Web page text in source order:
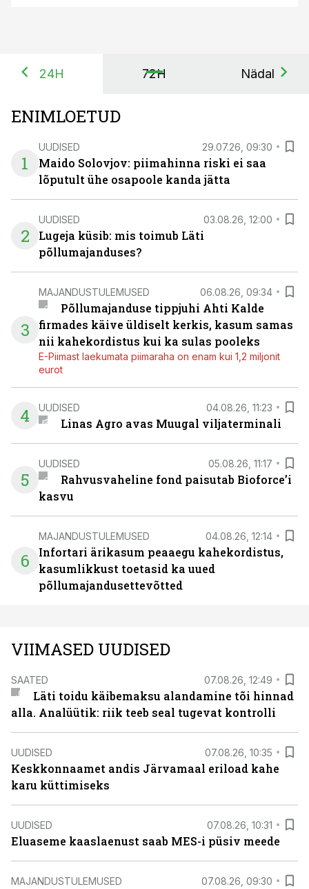
24H 72H Nädal
ENIMLOETUD
1
UUDISED 29.07.26, 09:30
Maido Solovjov: piimahinna riski ei saa
lõputult ühe osapoole kanda jätta
2
UUDISED 03.08.26, 12:00
Lugeja küsib: mis toimub Läti
põllumajanduses?
3
MAJANDUSTULEMUSED 06.08.26, 09:34
Põllumajanduse tippjuhi Ahti Kalde
firmades käive üldiselt kerkis, kasum samas
nii kahekordistus kui ka sulas pooleks
E-Piimast laekumata piimaraha on enam kui 1,2 miljonit
eurot
4 UUDISED 04.08.26, 11:23
Linas Agro avas Muugal viljaterminali
5
UUDISED 05.08.26, 11:17
Rahvusvaheline fond paisutab Bioforce’i
kasvu
6
MAJANDUSTULEMUSED 04.08.26, 12:14
Infortari ärikasum peaaegu kahekordistus,
kasumlikkust toetasid ka uued
põllumajandusettevõtted
VIIMASED UUDISED
SAATED 07.08.26, 12:49
Läti toidu käibemaksu alandamine tõi hinnad
alla. Analüütik: riik teeb seal tugevat kontrolli
UUDISED 07.08.26, 10:35
Keskkonnaamet andis Järvamaal eriload kahe
karu küttimiseks
UUDISED 07.08.26, 10:31
Eluaseme kaaslaenust saab MES-i püsiv meede
MAJANDUSTULEMUSED 07.08.26, 09:30